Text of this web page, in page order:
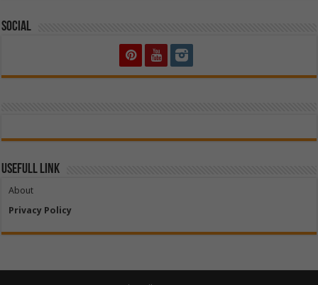
Social
Usefull Link
About
Privacy Policy